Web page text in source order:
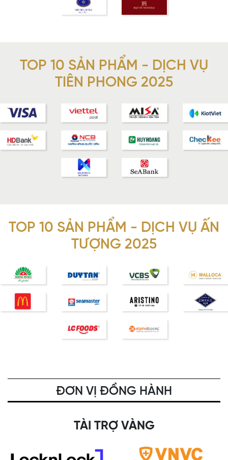
TOP 10 SẢN PHẨM - DỊCH VỤ
TIÊN PHONG 2025
TOP 10 SẢN PHẨM - DỊCH VỤ ẤN
TƯỢNG 2025
ĐƠN VỊ ĐỒNG HÀNH
TÀI TRỢ VÀNG